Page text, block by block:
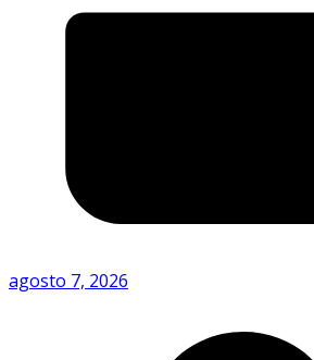
agosto 7, 2026